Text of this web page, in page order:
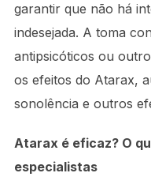
garantir que não há
indesejada. A toma
antipsicóticos ou
os efeitos do Atarax,
sonolência e outros
Atarax é eficaz? O
especialistas